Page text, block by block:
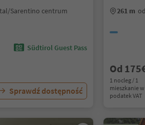
Sarentino centrum
Südtirol Guest Pass
Sprawdź dostępność
261 m
Od
1 nocleg / 1
mieszkanie
podatek VAT